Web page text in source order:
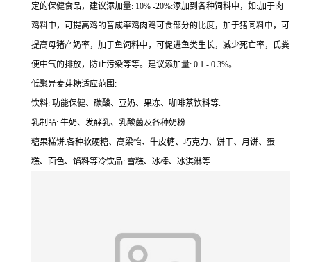
定的保健食品，建议添加量: 10% -20%:添加到各种饲料中，如:加于肉
鸡料中，可提高鸡的音成率鸡肉鸡可食部分的比度，加于猪同料中，可
提高母猪产奶率，加于鱼饲料中，可促进鱼类生长，减少死亡率，氏粪
便中气的排放，防止污染等等。建议添加量: 0.1 - 0.3%。
低聚异麦芽糖适应范围:
饮料: 功能保健、碳酸、豆奶、果冻、咖啡茶饮料等.
乳制品: 牛奶、发酵乳、乳酸菌及各种奶粉
糖果糕饼:各种软硬糖、高梁怡、牛皮糖、巧克力、饼干、月饼、蛋
糕、面色、馅料等冷饮品: 雪糕、冰棒、冰淇淋等